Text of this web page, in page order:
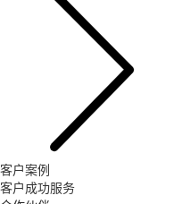
客户案例
客户成功服务